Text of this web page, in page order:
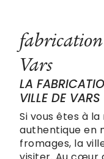
fabrication
Vars
LA
VILLE DE VARS
Si vous êtes à
authentique en
fromages, la